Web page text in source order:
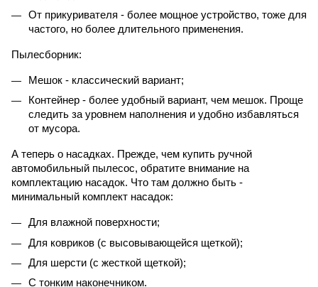
От прикуривателя - более мощное устройство, тоже для
частого, но более длительного применения.
Пылесборник:
Мешок - классический вариант;
Контейнер - более удобный вариант, чем мешок. Проще
следить за уровнем наполнения и удобно избавляться
от мусора.
А теперь о насадках. Прежде, чем купить ручной
автомобильный пылесос, обратите внимание на
комплектацию насадок. Что там должно быть -
минимальный комплект насадок:
Для влажной поверхности;
Для ковриков (с высовывающейся щеткой);
Для шерсти (с жесткой щеткой);
С тонким наконечником.